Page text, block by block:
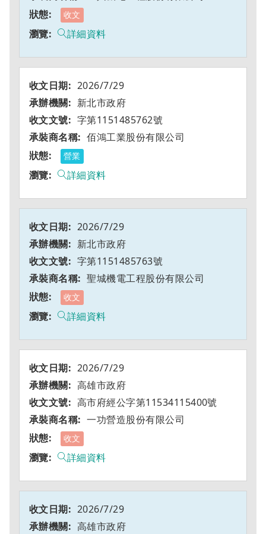
收文
詳細資料
2026/7/29
新北市政府
字第1151485762號
佰鴻工業股份有限公司
營業
詳細資料
2026/7/29
新北市政府
字第1151485763號
聖城機電工程股份有限公司
收文
詳細資料
2026/7/29
高雄市政府
高市府經公字第11534115400號
一功營造股份有限公司
收文
詳細資料
2026/7/29
高雄市政府